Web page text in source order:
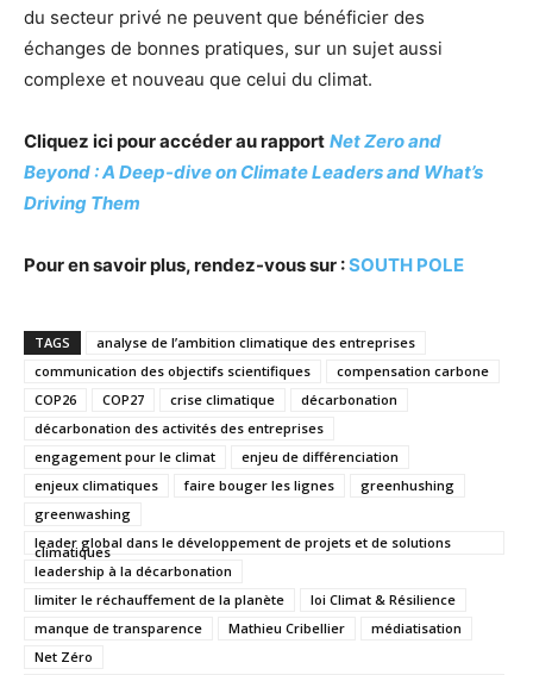
du secteur privé ne peuvent que bénéficier des
échanges de bonnes pratiques, sur un sujet aussi
complexe et nouveau que celui du climat.
Cliquez ici pour accéder au rapport Net Zero and
Beyond : A Deep-dive on Climate Leaders and What’s
Driving Them
Pour en savoir plus, rendez-vous sur :SOUTH POLE
TAGS
analyse de l’ambition climatique des entreprises
communication des objectifs scientifiques
compensation carbone
COP26
COP27 crise climatique
décarbonation
décarbonation des activités des entreprises
engagement pour le climat
enjeu de différenciation
enjeux climatiques
faire bouger les lignes
greenhushing
greenwashing
leader global dans le développement de projets et de solutions
climatiques
leadership à la décarbonation
limiter le réchauffement de la planète
loi Climat & Résilience
manque de transparence
Mathieu Cribellier
médiatisation
Net Zéro